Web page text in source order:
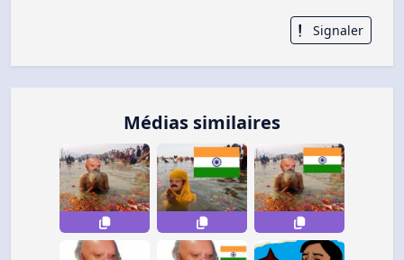
Signaler
Médias similaires